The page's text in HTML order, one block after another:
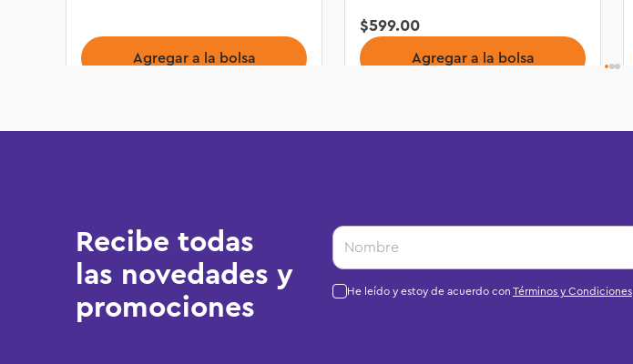
Agregar a la bolsa
$599.00
Agregar a la bolsa
Recibe todas
las novedades y
promociones
He leído y estoy de acuerdo con Términos y Condiciones